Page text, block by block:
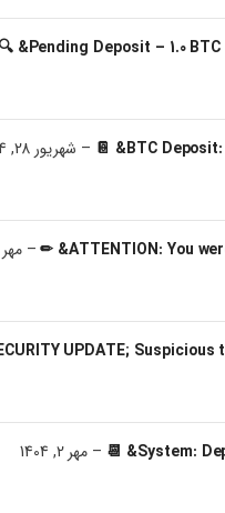
– شهریور 28, 1404
– مهر 1, 1404
– مهر 2, 1404